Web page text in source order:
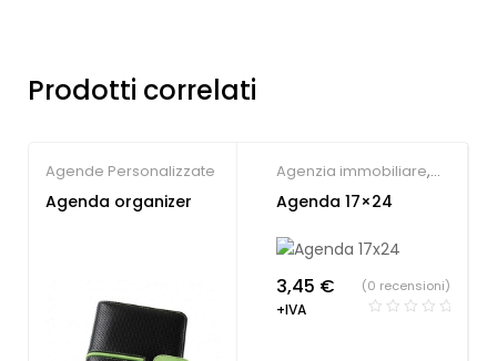
Prodotti correlati
Agende Personalizzate
Agenda organizer
Agenzia immobiliare,
Sindacati ,Agende
Agenda 17×24
3,45 €
+IVA
(0 recensioni)